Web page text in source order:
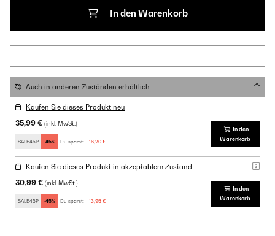
In den Warenkorb
Auch in anderen Zuständen erhältlich
Kaufen Sie dieses Produkt neu
35,99 € (inkl. MwSt.)
SALE45P -45% Du sparst: 16,20 €
In den
Warenkorb
Kaufen Sie dieses Produkt in akzeptablem Zustand
30,99 € (inkl. MwSt.)
SALE45P -45% Du sparst: 13,95 €
In den
Warenkorb